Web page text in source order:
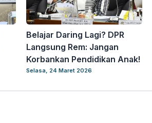
Belajar Daring Lagi? DPR
Langsung Rem: Jangan
Korbankan Pendidikan Anak!
Selasa, 24 Maret 2026